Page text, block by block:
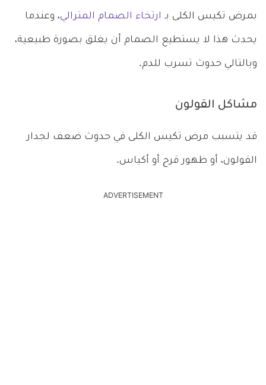
بمرض تكيس الكلى بـ ارتخاء الصمام المترالي، وعندما
يحدث هذا لا يستطيع الصمام أن يغلق بصورة طبيعية،
وبالتالي حدوث تسرب للدم.
مشاكل القولون
قد يتسبب مرض تكيس الكلى في حدوث ضعف لجدار
القولون، أو ظهور قرح أو أكياس.
ADVERTISEMENT